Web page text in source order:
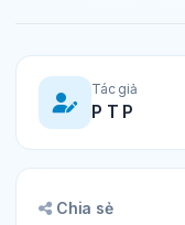
Tác giả
P T P
Chia sẻ